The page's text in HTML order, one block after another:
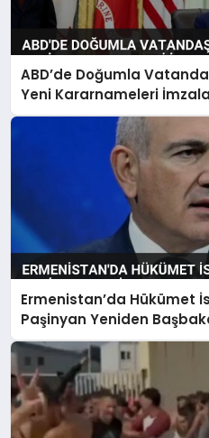
ABD’de Doğumla
Yeni Kararnameleri
Ermenistan’da Hükümet
Paşinyan Yeniden